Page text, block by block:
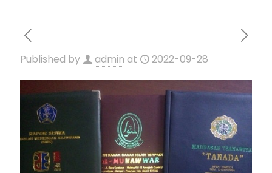
Published by admin at 2022-09-28